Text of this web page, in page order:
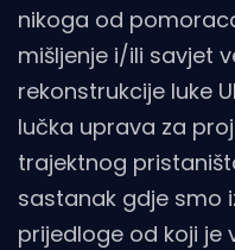
nikoga od
mišljenje i/ili savjet
rekonstrukcije luke
lučka uprava za
trajektnog
sastanak gdje smo
prijedloge od koji je